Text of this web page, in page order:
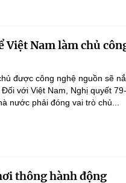
Việt Nam làm chủ
được công nghệ nguồn sẽ
với Việt Nam, Nghị quyết 79-
nước phải đóng vai trò chủ...
thông hành động